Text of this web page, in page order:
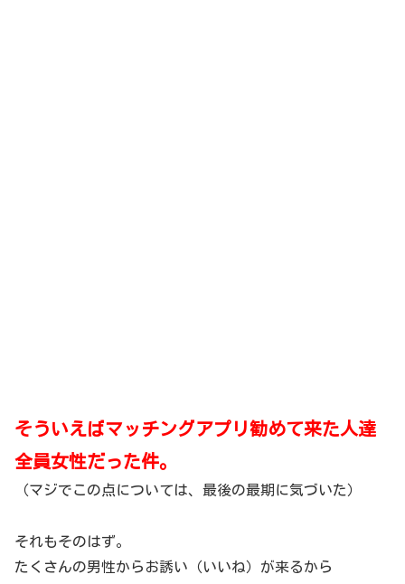
そういえばマッチングアプリ勧めて来た人達
全員女性だった件。
（マジでこの点については、最後の最期に気づいた）
それもそのはず。
たくさんの男性からお誘い（いいね）が来るから